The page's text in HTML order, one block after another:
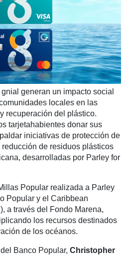
generan un impacto social
locales en las
recuperación del plástico.
tarjetahabientes donar sus
iniciativas de protección de
de residuos plásticos
desarrolladas por Parley for
Popular realizada a Parley
Popular y el Caribbean
a través del Fondo Marena,
los recursos destinados
de los océanos.
Banco Popular, Christopher